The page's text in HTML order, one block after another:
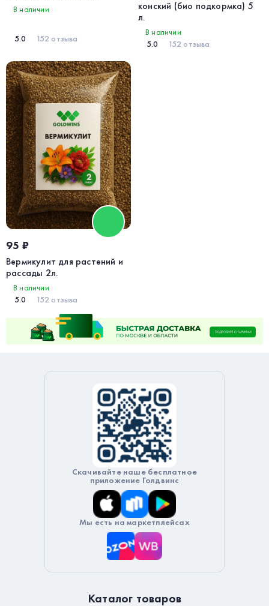
В наличии
5.0 152 отзыва
конский (био подкормка) 5
л.
В наличии
5.0
152 отзыва
95 ₽
Вермикулит для растений и
рассады 2л.
В наличии
5.0
152 отзыва
Скачивайте наше бесплатное
приложение Голдвинс
Мы есть на маркетплейсах
Каталог товаров